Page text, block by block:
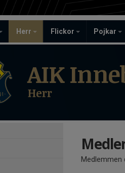
Herr Flickor Pojkar
AIK
Herr
Medlemmen